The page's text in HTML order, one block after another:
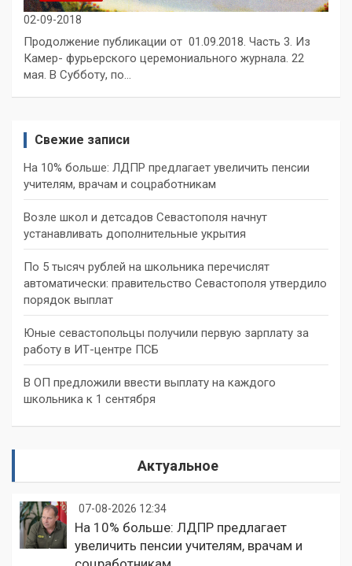
02-09-2018
Продолжение публикации от 01.09.2018. Часть 3. Из
Камер- фурьерского церемониального журнала. 22
мая. В Субботу, по…
Свежие записи
На 10% больше: ЛДПР предлагает увеличить пенсии
учителям, врачам и соцработникам
Возле школ и детсадов Севастополя начнут
устанавливать дополнительные укрытия
По 5 тысяч рублей на школьника перечислят
автоматически: правительство Севастополя утвердило
порядок выплат
Юные севастопольцы получили первую зарплату за
работу в ИТ-центре ПСБ
В ОП предложили ввести выплату на каждого
школьника к 1 сентября
Актуальное
07-08-2026 12:34
На 10% больше: ЛДПР предлагает
увеличить пенсии учителям, врачам и